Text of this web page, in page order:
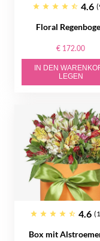
4.6
Floral
€ 172.00
IN DEN
LEGEN
4.6
Box mit